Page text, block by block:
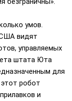
умов.
США видят
управляемых
штата Юта
для
робот
и